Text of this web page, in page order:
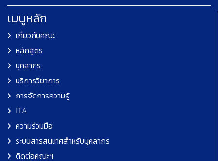
เมนูหลัก
เกี่ยวกับคณะ
หลักสูตร
บุคลากร
บริการวิชาการ
การจัดการความรู้
ITA
ความร่วมมือ
ระบบสารสนเทศสำหรับบุคลากร
ติดต่อคณะฯ